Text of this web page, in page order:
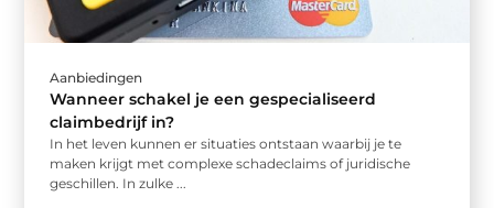
Aanbiedingen
Wanneer schakel je een gespecialiseerd
claimbedrijf in?
In het leven kunnen er situaties ontstaan waarbij je te
maken krijgt met complexe schadeclaims of juridische
geschillen. In zulke ...